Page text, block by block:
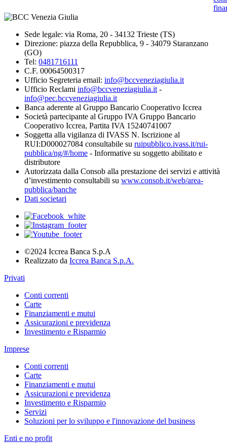
Sede legale: via Roma, 20 - 34132 Trieste (TS)
Direzione: piazza della Repubblica, 9 - 34079 Staranzano
(GO)
Tel: 0481716111
C.F. 00064500317
Ufficio Segreteria email: info@bccveneziagiulia.it
Ufficio Reclami info@bccveneziagiulia.it -
info@pec.bccveneziagiulia.it
Banca aderente al Gruppo Bancario Cooperativo Iccrea
Società partecipante al Gruppo IVA Gruppo Bancario
Cooperativo Iccrea, Partita IVA 15240741007
Soggetta alla vigilanza di IVASS N. Iscrizione al
RUI:D000027084 consultabile su ruipubblico.ivass.it/rui-
pubblica/ng/#/home - Informative su soggetto abilitato e
distributore
Autorizzata dalla Consob alla prestazione dei servizi e attività
d’investimento consultabili su www.consob.it/web/area-
pubblica/banche
Dati societari
©2024 Iccrea Banca S.p.A
Realizzato da Iccrea Banca S.p.A.
Privati
Conti correnti
Carte
Finanziamenti e mutui
Assicurazioni e previdenza
Investimento e Risparmio
Imprese
Conti correnti
Carte
Finanziamenti e mutui
Assicurazioni e previdenza
Investimento e Risparmio
Servizi
Soluzioni per lo sviluppo e l'innovazione del business
Enti e no profit